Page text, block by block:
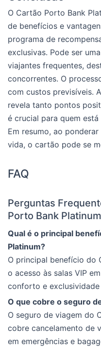
O Cartão Porto Bank
de benefícios e
programa de
exclusivas. Pode ser
viajantes frequentes,
concorrentes. O
com custos previsíveis.
revela tanto pontos
é crucial para quem
Em resumo, ao
vida, o cartão pode se
FAQ
Perguntas
Porto Bank Platinum
Qual é o principal
Platinum?
O principal benefício do
o acesso às salas VIP
conforto e exclusividade
O que cobre o seguro
O seguro de viagem do
cobre cancelamento de
em emergências e